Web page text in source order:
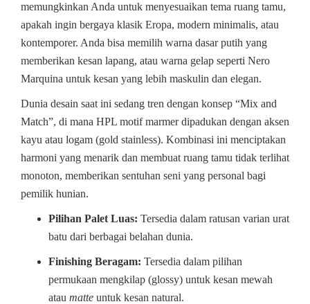
memungkinkan Anda untuk menyesuaikan tema ruang tamu,
apakah ingin bergaya klasik Eropa, modern minimalis, atau
kontemporer. Anda bisa memilih warna dasar putih yang
memberikan kesan lapang, atau warna gelap seperti Nero
Marquina untuk kesan yang lebih maskulin dan elegan.
Dunia desain saat ini sedang tren dengan konsep “Mix and
Match”, di mana HPL motif marmer dipadukan dengan aksen
kayu atau logam (gold stainless). Kombinasi ini menciptakan
harmoni yang menarik dan membuat ruang tamu tidak terlihat
monoton, memberikan sentuhan seni yang personal bagi
pemilik hunian.
Pilihan Palet Luas: Tersedia dalam ratusan varian urat
batu dari berbagai belahan dunia.
Finishing Beragam: Tersedia dalam pilihan
permukaan mengkilap (glossy) untuk kesan mewah
atau matte untuk kesan natural.